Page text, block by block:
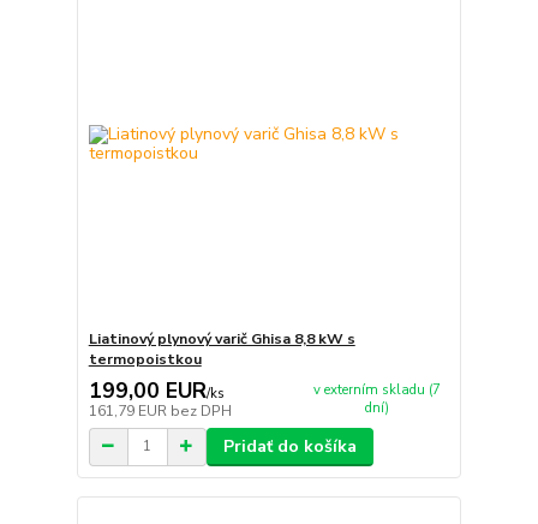
Liatinový plynový varič Ghisa 8,8 kW s
termopoistkou
199,00 EUR/ks
161,79 EUR bez DPH
v externím skladu (7
dní)
Pridať do košíka